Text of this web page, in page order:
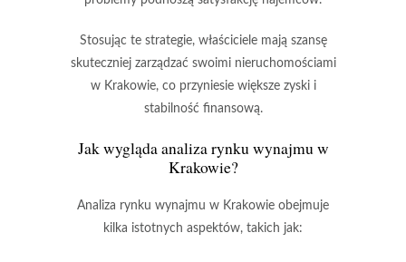
Stosując te strategie, właściciele mają szansę
skuteczniej zarządzać swoimi nieruchomościami
w Krakowie, co przyniesie większe zyski i
stabilność finansową.
Jak wygląda analiza rynku wynajmu w
Krakowie?
Analiza rynku wynajmu w Krakowie obejmuje
kilka istotnych aspektów, takich jak: